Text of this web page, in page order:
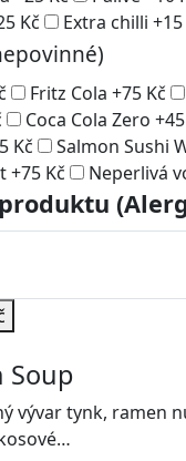
Kč Extra chilli +15
Fritz Cola +75 Kč
Coca Cola Zero +45
Kč Salmon Sushi
+75 Kč Neperlivá
Soup
vývar tynk, ramen